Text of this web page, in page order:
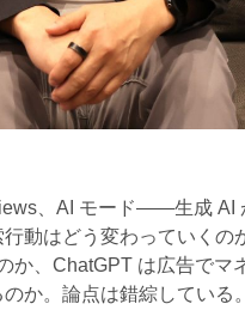
、AI モード——生成 AI
動はどう変わっていくの
、ChatGPT は広告でマ
か。論点は錯綜している。